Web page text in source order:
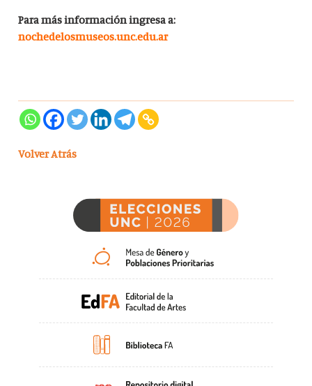
Para más información ingresa a:
nochedelosmuseos.unc.edu.ar
Volver Atrás